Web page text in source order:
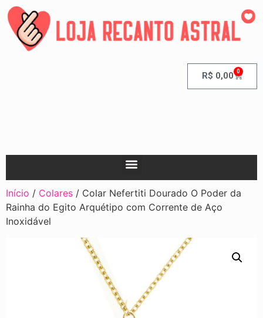
R$ 0,00 0
Início / Colares / Colar Nefertiti Dourado O Poder da
Rainha do Egito Arquétipo com Corrente de Aço
Inoxidável